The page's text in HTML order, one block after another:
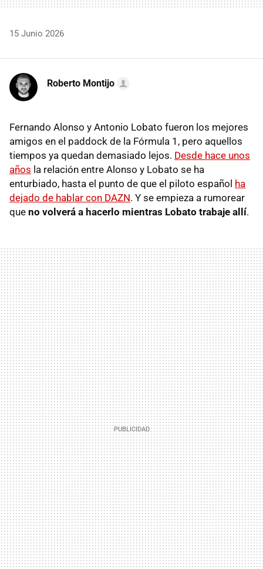
15 Junio 2026
Roberto Montijo
Fernando Alonso y Antonio Lobato fueron los mejores
amigos en el paddock de la Fórmula 1, pero aquellos
tiempos ya quedan demasiado lejos. Desde hace unos
años la relación entre Alonso y Lobato se ha
enturbiado, hasta el punto de que el piloto español ha
dejado de hablar con DAZN. Y se empieza a rumorear
que no volverá a hacerlo mientras Lobato trabaje allí.